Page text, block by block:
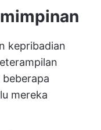
kepribadian
mereka